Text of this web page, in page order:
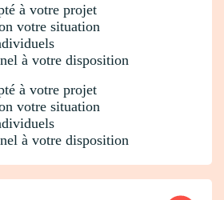
à votre projet
votre situation
à votre disposition
à votre projet
votre situation
à votre disposition